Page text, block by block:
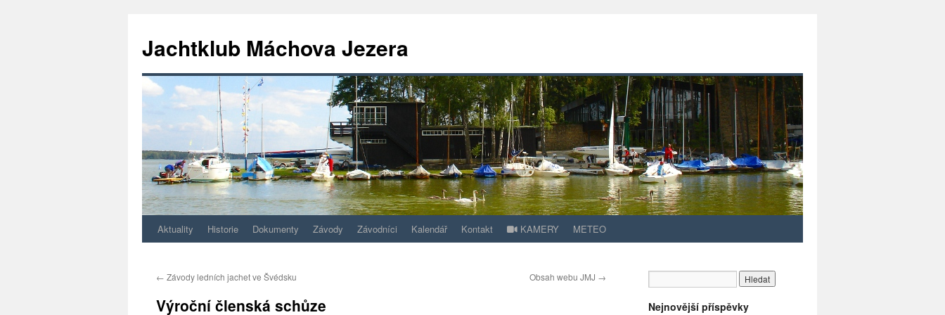
Jachtklub Máchova Jezera
Přejít
obsahu
webu
Aktuality Historie Dokumenty Závody Závodníci Kalendář Kontakt KAMERY METEO
← Závody ledních jachet ve Švédsku Obsah webu JMJ →
Výroční členská schůze Nejnovější příspěvky